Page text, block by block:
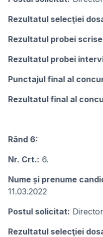
Rezultatul selecţiei
Rezultatul probei
Rezultatul probei
Punctajul final al
Rezultatul final al
Rând 6:
Nr. Crt.: 6.
Nume și prenume
11.03.2022
Postul solicitat:
Rezultatul selecţiei